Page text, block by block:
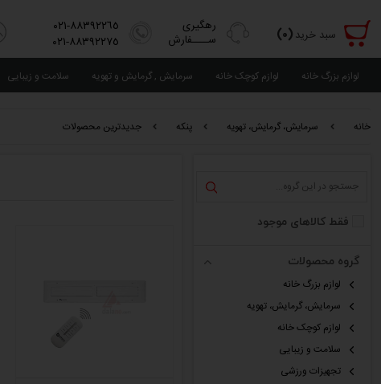
سبد خرید(٠)
رهگیری
ســــفارش
٨٨٣٩٢٢٦٥-٠٢١
٨٨٣٩٢٢٧٥-٠٢١
لوازم بزرگ خانه لوازم کوچک خانه سرمایش , گرمایش و تهویه سلامت و زیبایی
خانه سرمایش، گرمایش، تهویه پنکه جدیدترین محصولات
فقط کالاهای موجود
گروه محصولات
لوازم بزرگ خانه
سرمایش، گرمایش، تهویه
لوازم کوچک خانه
سلامت و زیبایی
تجهیزات ورزشی